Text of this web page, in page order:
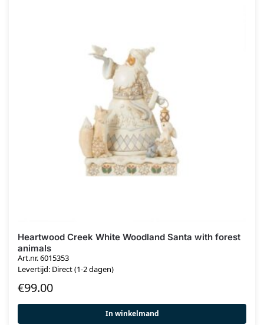
Heartwood Creek White Woodland Santa with forest
animals
Art.nr. 6015353
Levertijd: Direct (1-2 dagen)
€99.00
In winkelmand